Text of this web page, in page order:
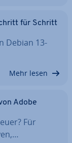
für Schritt
Debian 13-
Mehr lesen
Adobe
Für